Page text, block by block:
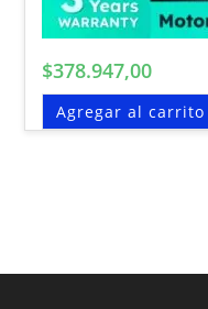
$378.947,00
Agregar al carrito